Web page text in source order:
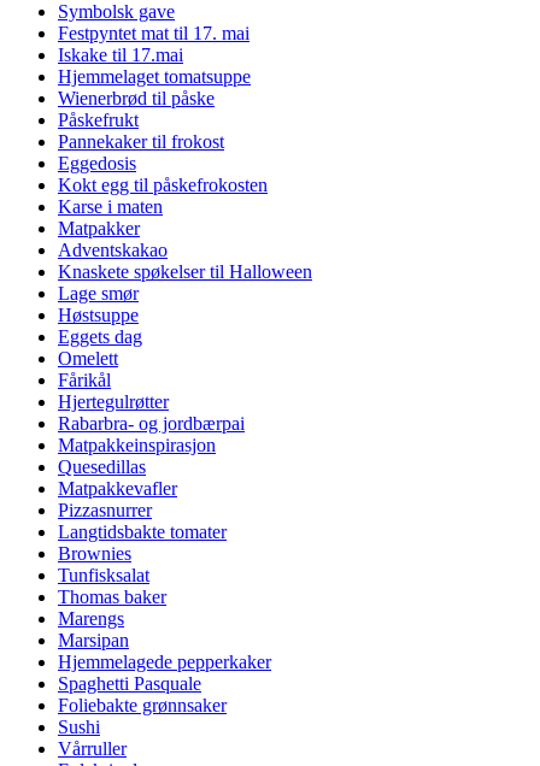
Symbolsk gave
Festpyntet mat til 17. mai
Iskake til 17.mai
Hjemmelaget tomatsuppe
Wienerbrød til påske
Påskefrukt
Pannekaker til frokost
Eggedosis
Kokt egg til påskefrokosten
Karse i maten
Matpakker
Adventskakao
Knaskete spøkelser til Halloween
Lage smør
Høstsuppe
Eggets dag
Omelett
Fårikål
Hjertegulrøtter
Rabarbra- og jordbærpai
Matpakkeinspirasjon
Quesedillas
Matpakkevafler
Pizzasnurrer
Langtidsbakte tomater
Brownies
Tunfisksalat
Thomas baker
Marengs
Marsipan
Hjemmelagede pepperkaker
Spaghetti Pasquale
Foliebakte grønnsaker
Sushi
Vårruller